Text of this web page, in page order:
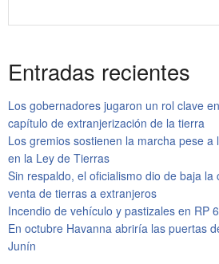
Entradas recientes
Los gobernadores jugaron un rol clave
capítulo de extranjerización de la tierra
Los gremios sostienen la marcha pese a
en la Ley de Tierras
Sin respaldo, el oficialismo dio de baja la
venta de tierras a extranjeros
Incendio de vehículo y pastizales en RP
En octubre Havanna abriría las puertas
Junín